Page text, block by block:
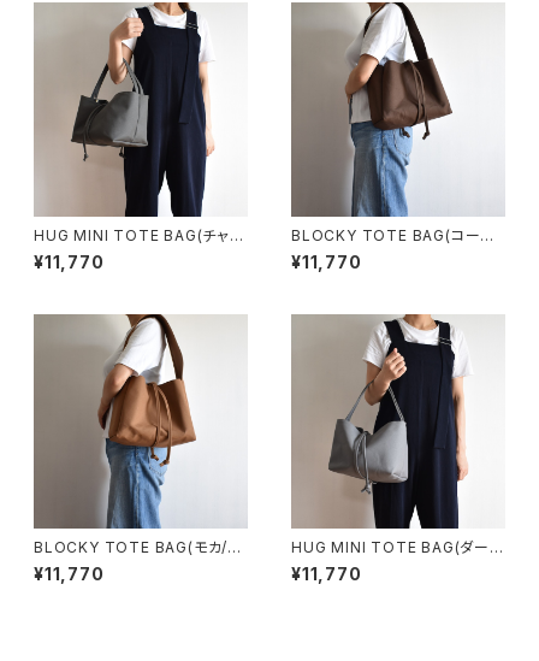
HUG MINI TOTE BAG(チャコ
ール/グレー)
¥11,770
BLOCKY TOTE BAG(コーヒ
ー/ブラウン)
¥11,770
BLOCKY TOTE BAG(モカ/ブ
ラウン)
¥11,770
HUG MINI TOTE BAG(ダーク
グレー)
¥11,770